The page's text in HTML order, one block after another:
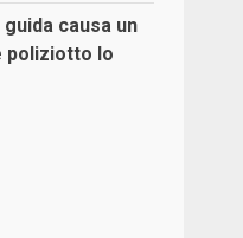
causa un
poliziotto lo